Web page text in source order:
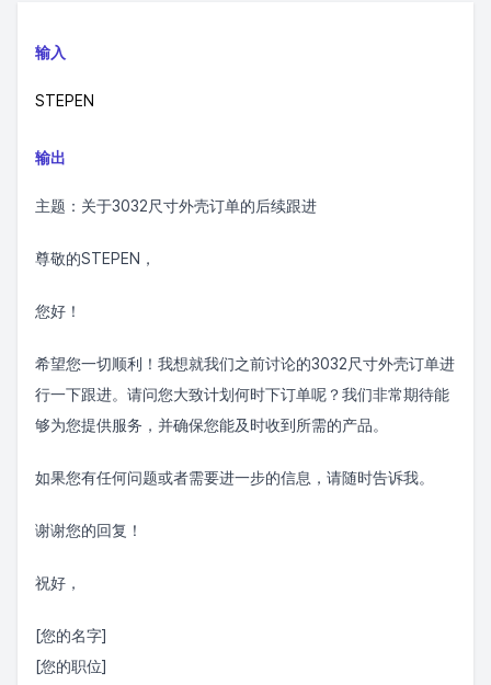
输入
STEPEN
输出
主题：关于3032尺寸外壳订单的后续跟进
尊敬的STEPEN，
您好！
希望您一切顺利！我想就我们之前讨论的3032尺寸外壳订单进
行一下跟进。请问您大致计划何时下订单呢？我们非常期待能
够为您提供服务，并确保您能及时收到所需的产品。
如果您有任何问题或者需要进一步的信息，请随时告诉我。
谢谢您的回复！
祝好，
[您的名字]
[您的职位]